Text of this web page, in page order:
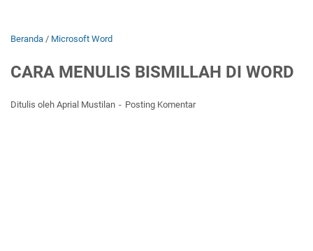
Beranda / Microsoft Word
CARA MENULIS BISMILLAH DI WORD
Ditulis oleh Aprial Mustilan Posting Komentar